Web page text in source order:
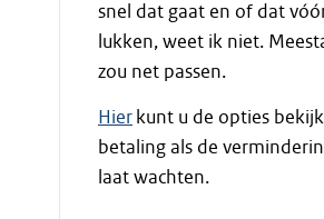
snel dat gaat en of dat
lukken, weet ik niet.
zou net passen.
Hierkunt u de opties
betaling als de
laat wachten.